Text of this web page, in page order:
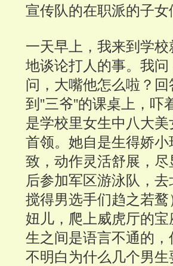
宣传队的在职派的子
一天早上，我来到学
地谈论打人的事。我
问，大嘴他怎么啦？
到''三爷''的课桌上，吓
是学校里女生中八大
首领。她自是生得娇
致，动作灵活舒展，
后参加军区游泳队，
搅得男选手们趋之若
妞儿，爬上威虎厅的
生之间是语言不通的
不明白为什么几个男